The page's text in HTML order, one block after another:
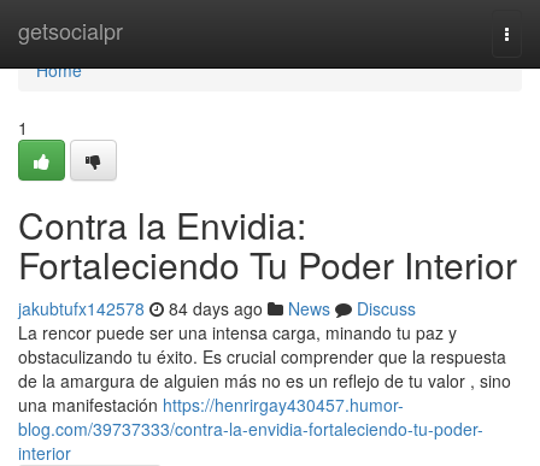
getsocialpr
Home
Home
1
Contra la Envidia:
Fortaleciendo Tu Poder Interior
jakubtufx142578 84 days ago News
Discuss
La rencor puede ser una intensa carga, minando tu paz y
obstaculizando tu éxito. Es crucial comprender que la respuesta
de la amargura de alguien más no es un reflejo de tu valor , sino
una manifestación https://henrirgay430457.humor-
blog.com/39737333/contra-la-envidia-fortaleciendo-tu-poder-
interior